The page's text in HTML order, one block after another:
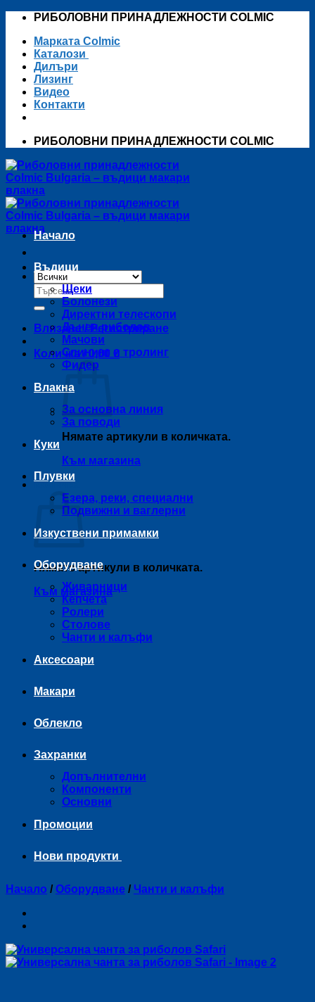
Skip
content
РИБОЛОВНИ ПРИНАДЛЕЖНОСТИ COLMIC
Марката Colmic
Каталози
Дилъри
Лизинг
Видео
Контакти
РИБОЛОВНИ ПРИНАДЛЕЖНОСТИ COLMIC
Търсене
за:
Влизане / Регистриране
Количка /0,00 €
Нямате артикули в количката.
Към магазина
Количка
Нямате артикули в количката.
Към магазина
Начало
Въдици
Щеки
Болонези
Директни телескопи
Дънен риболов
Мачови
Спининг и тролинг
Фидер
Влакна
За основна линия
За поводи
Куки
Плувки
Езера, реки, специални
Подвижни и ваглерни
Изкуствени примамки
Оборудване
Живарници
Кепчета
Ролери
Столове
Чанти и калъфи
Аксесоари
Макари
Облекло
Захранки
Допълнителни
Компоненти
Основни
Промоции
Нови продукти
Начало / Оборудване / Чанти и калъфи